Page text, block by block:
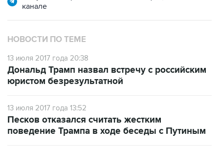
канале
НОВОСТИ ПО ТЕМЕ
13 июля 2017 года 20:38
Дональд Трамп назвал встречу с российским
юристом безрезультатной
13 июля 2017 года 13:52
Песков отказался считать жестким
поведение Трампа в ходе беседы с Путиным